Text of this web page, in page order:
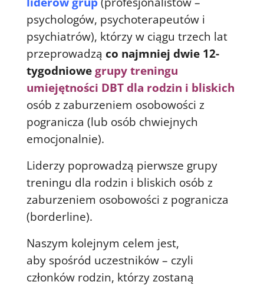
psychologów, psychoterapeutów i
psychiatrów), którzy w ciągu trzech lat
przeprowadzą co najmniej dwie 12-
tygodniowegrupy treningu
umiejętności DBT dla rodzin i bliskich
osób z zaburzeniem osobowości z
pogranicza (lub osób chwiejnych
emocjonalnie).
Liderzy poprowadzą pierwsze grupy
treningu dla rodzin i bliskich osób z
zaburzeniem osobowości z pogranicza
(borderline).
Naszym kolejnym celem jest,
aby spośród uczestników – czyli
członków rodzin, którzy zostaną